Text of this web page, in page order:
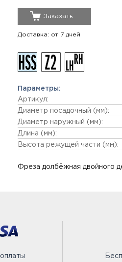
Заказать
Доставка: от 7 дней
Параметры:
Артикул:
Диаметр посадочный (мм):
Диаметр наружный (мм):
Длина (мм):
Высота режущей части (мм):
Фреза долбёжная двойного